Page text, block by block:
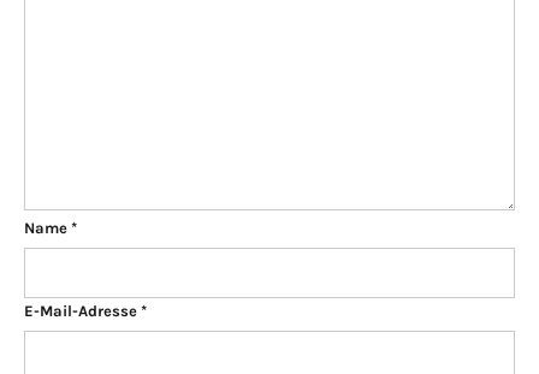
Name *
E-Mail-Adresse *